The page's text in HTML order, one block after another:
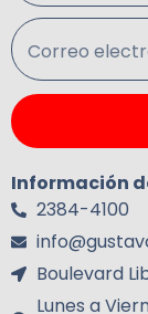
Correo
Información
2384-4100
Boulevard
Lunes a